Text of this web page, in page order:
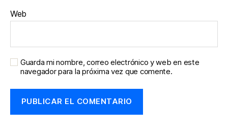
Web
Guarda mi nombre, correo electrónico y web en este
navegador para la próxima vez que comente.